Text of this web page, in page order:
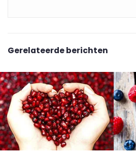
Gerelateerde berichten